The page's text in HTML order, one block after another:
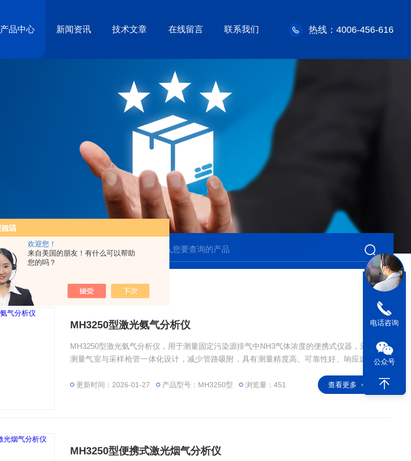
欢迎您！
来自美国的朋友！有什么可以帮助
您的吗？
产品中心 新闻资讯 技术文章 在线留言 联系我们 热线：4006-456-616
MH3250型激光氨气分析仪
MH3250型激光氨气分析仪，用于测量固定污染源排气中NH3气体浓度的便携式仪器，采用
测量气室与采样枪管一体化设计，减少管路吸附，具有测量精度高、可靠性好、响应速度
更新时间：2026-01-27 产品型号：MH3250型 浏览量：451 查看更多 +
MH3250型便携式激光烟气分析仪
电话咨询
公众号